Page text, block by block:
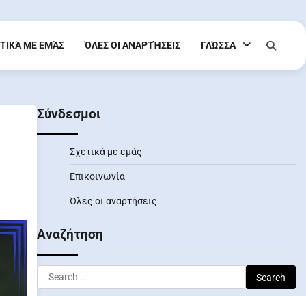
ΜΕ ΕΜΆΣ ΌΛΕΣ ΟΙ ΑΝΑΡΤΉΣΕΙΣ ΓΛΏΣΣΑ
Σύνδεσμοι
Σχετικά με εμάς
Επικοινωνία
Όλες οι αναρτήσεις
Αναζήτηση
Search
for: